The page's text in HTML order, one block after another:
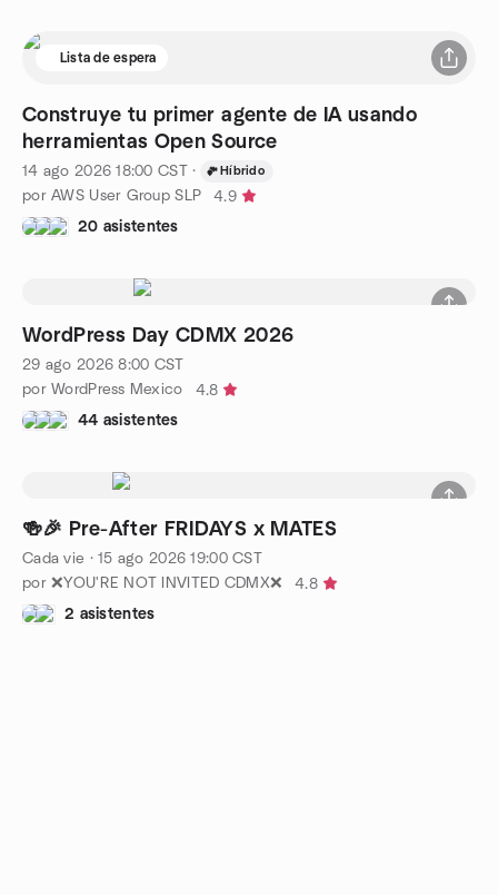
Lista de espera
Construye tu primer agente de IA usando
herramientas Open Source
14 ago 2026 18:00 CST · Híbrido
por AWS User Group SLP
4.9
20 asistentes
WordPress Day CDMX 2026
29 ago 2026 8:00 CST
por WordPress Mexico
4.8
44 asistentes
🍻🎉 Pre-After FRIDAYS x MATES
Cada vie ·15 ago 2026 19:00 CST
por ❌YOU'RE NOT INVITED CDMX❌
4.8
2 asistentes